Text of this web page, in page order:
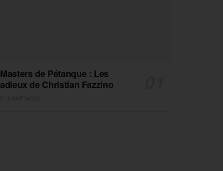
Masters de Pétanque : Les
adieux de Christian Fazzino